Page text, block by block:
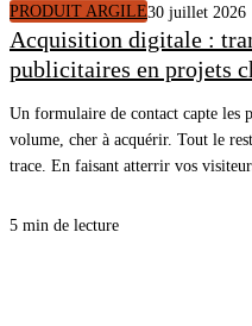
PRODUIT ARGILE30 juillet 2026
Acquisition digitale :
publicitaires en projets
Un formulaire de contact capte les
volume, cher à acquérir. Tout le
trace. En faisant atterrir vos
projet, et chaque simulation
5 min de lecture